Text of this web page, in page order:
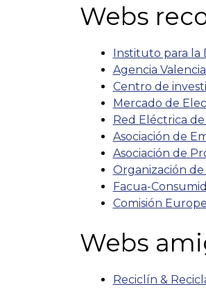
Webs
Instituto para la
Agencia
Centro de
Mercado de
Red Eléctrica de
Asociación de
Asociación de
Organización de
Facua-
Comisión
Webs
Reciclín &